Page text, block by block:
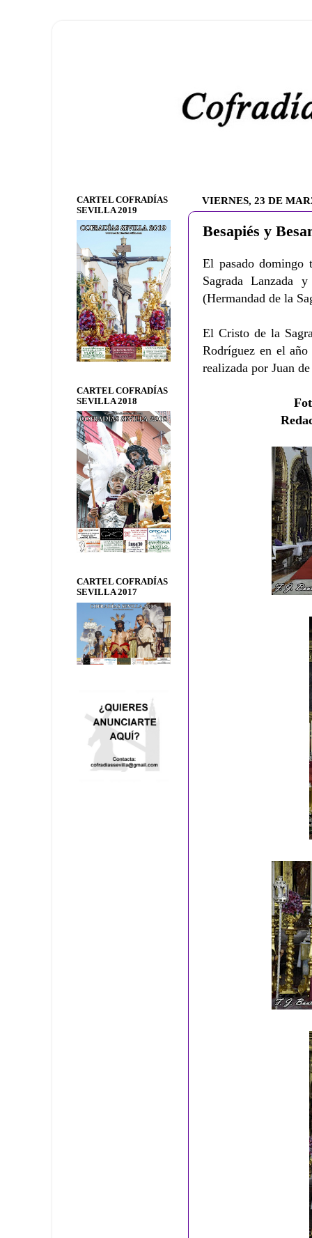
VIERNES, 23 DE
Besapiés y
El pasado domingo
Sagrada Lanzada
(Hermandad de la
El Cristo de la
Rodríguez en el
realizada por Juan
CARTEL COFRADÍAS
SEVILLA 2019
CARTEL COFRADÍAS
SEVILLA 2018
CARTEL COFRADÍAS
SEVILLA 2017